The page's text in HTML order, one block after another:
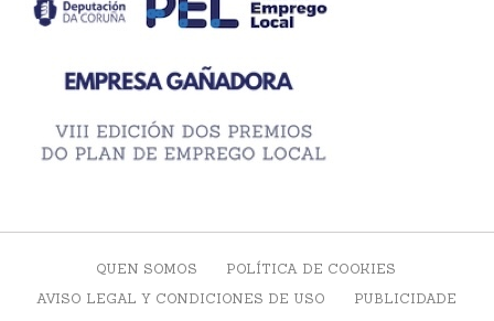
QUEN SOMOS
POLÍTICA DE COOKIES
AVISO LEGAL Y CONDICIONES DE USO
PUBLICIDADE